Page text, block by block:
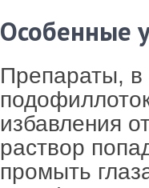
Особенные
Препараты, в
избавления
раствор
промыть